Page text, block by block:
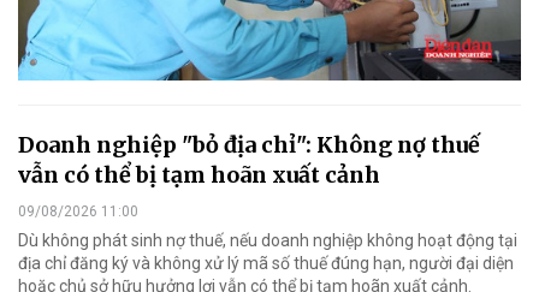
Doanh nghiệp "bỏ địa chỉ": Không nợ thuế
vẫn có thể bị tạm hoãn xuất cảnh
09/08/2026 11:00
Dù không phát sinh nợ thuế, nếu doanh nghiệp không hoạt động tại
địa chỉ đăng ký và không xử lý mã số thuế đúng hạn, người đại diện
hoặc chủ sở hữu hưởng lợi vẫn có thể bị tạm hoãn xuất cảnh.